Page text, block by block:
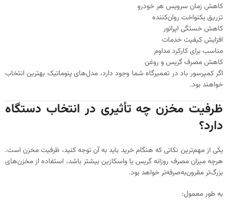
کاهش زمان سرویس هر خودرو
تزریق یکنواخت روان‌کننده
کاهش خستگی اپراتور
افزایش کیفیت خدمات
مناسب برای کارکرد مداوم
کاهش مصرف گریس و روغن
اگر کمپرسور باد در تعمیرگاه شما وجود دارد، مدل‌های پنوماتیک بهترین انتخاب
خواهند بود.
ظرفیت مخزن چه تأثیری در انتخاب دستگاه
دارد؟
یکی از مهم‌ترین نکاتی که هنگام خرید باید به آن توجه کنید، ظرفیت مخزن است.
هرچه میزان مصرف روزانه گریس یا واسکازین بیشتر باشد، استفاده از مخزن‌های
بزرگ‌تر مقرون‌به‌صرفه‌تر خواهد بود.
به طور معمول: